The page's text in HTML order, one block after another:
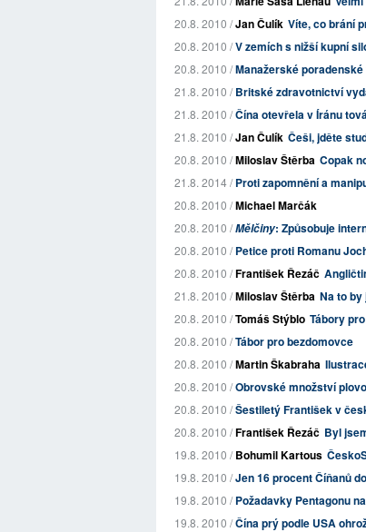
20.8. 2010 /Jan Čulík Víte, co brání
20.8. 2010 /V zemích s nižší kupní
20.8. 2010 /Manažerské
21.8. 2010 /Britské zdravotnictví
21.8. 2010 /Čína otevřela v Íránu
21.8. 2010 /Jan Čulík Češi, jděte
20.8. 2010 /Miloslav Štěrba Copak
21.8. 2014 /Proti zapomnění a
20.8. 2010 /Michael Marčák
20.8. 2010 /Mělčiny: Způsobuje
20.8. 2010 /Petice proti Romanu
20.8. 2010 /František Řezáč
21.8. 2010 /Miloslav Štěrba Na to by
20.8. 2010 /Tomáš Stýblo Tábory
20.8. 2010 /Tábor pro bezdomovce
20.8. 2010 /Martin Škabraha
20.8. 2010 /Obrovské množství
20.8. 2010 /Šestiletý František v
20.8. 2010 /František Řezáč Byl
19.8. 2010 /Bohumil Kartous
19.8. 2010 /Jen 16 procent Číňanů
19.8. 2010 /Požadavky Pentagonu
19.8. 2010 /Čína prý podle USA